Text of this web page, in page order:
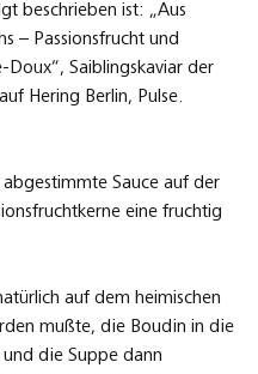
beschrieben ist: „Aus
– Passionsfrucht und
Saiblingskaviar der
Hering Berlin, Pulse.
Sauce auf der
eine fruchtig
auf dem heimischen
mußte, die Boudin in die
die Suppe dann